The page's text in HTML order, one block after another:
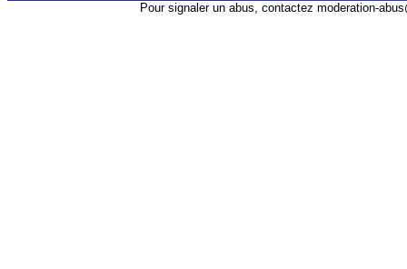
Pour signaler un abus, contactez moderation-